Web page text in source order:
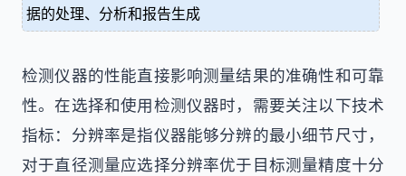
据的处理、分析和报告生成
检测仪器的性能直接影响测量结果的准确性和可靠
性。在选择和使用检测仪器时，需要关注以下技术
指标：分辨率是指仪器能够分辨的最小细节尺寸，
对于直径测量应选择分辨率优于目标测量精度十分